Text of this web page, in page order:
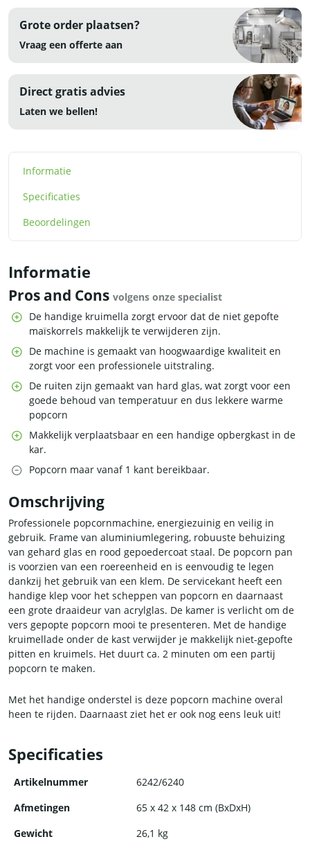
Grote order plaatsen?
Vraag een offerte aan
Direct gratis advies
Laten we bellen!
Informatie
Specificaties
Beoordelingen
Informatie
Pros and Cons volgens onze specialist
De handige kruimella zorgt ervoor dat de niet gepofte
maïskorrels makkelijk te verwijderen zijn.
De machine is gemaakt van hoogwaardige kwaliteit en
zorgt voor een professionele uitstraling.
De ruiten zijn gemaakt van hard glas, wat zorgt voor een
goede behoud van temperatuur en dus lekkere warme
popcorn
Makkelijk verplaatsbaar en een handige opbergkast in de
kar.
Popcorn maar vanaf 1 kant bereikbaar.
Omschrijving
Professionele popcornmachine, energiezuinig en veilig in
gebruik. Frame van aluminiumlegering, robuuste behuizing
van gehard glas en rood gepoedercoat staal. De popcorn pan
is voorzien van een roereenheid en is eenvoudig te legen
dankzij het gebruik van een klem. De servicekant heeft een
handige klep voor het scheppen van popcorn en daarnaast
een grote draaideur van acrylglas. De kamer is verlicht om de
vers gepopte popcorn mooi te presenteren. Met de handige
kruimellade onder de kast verwijder je makkelijk niet-gepofte
pitten en kruimels. Het duurt ca. 2 minuten om een partij
popcorn te maken.
Met het handige onderstel is deze popcorn machine overal
heen te rijden. Daarnaast ziet het er ook nog eens leuk uit!
Specificaties
Artikelnummer
6242/6240
Afmetingen
65 x 42 x 148 cm (BxDxH)
Gewicht
26,1 kg